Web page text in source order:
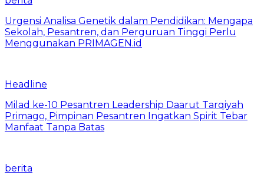
Urgensi Analisa Genetik dalam Pendidikan: Mengapa
Sekolah, Pesantren, dan Perguruan Tinggi Perlu
Menggunakan PRIMAGEN.id
Headline
Milad ke-10 Pesantren Leadership Daarut Tarqiyah
Primago, Pimpinan Pesantren Ingatkan Spirit Tebar
Manfaat Tanpa Batas
berita